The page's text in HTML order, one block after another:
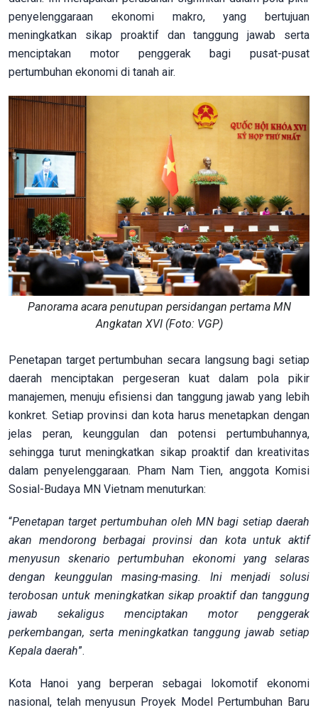
penyelenggaraan ekonomi makro, yang bertujuan
meningkatkan sikap proaktif dan tanggung jawab serta
menciptakan motor penggerak bagi pusat-pusat
pertumbuhan ekonomi di tanah air.
Panorama acara penutupan persidangan pertama MN
Angkatan XVI (Foto: VGP)
Penetapan target pertumbuhan secara langsung bagi setiap
daerah menciptakan pergeseran kuat dalam pola pikir
manajemen, menuju efisiensi dan tanggung jawab yang lebih
konkret. Setiap provinsi dan kota harus menetapkan dengan
jelas peran, keunggulan dan potensi pertumbuhannya,
sehingga turut meningkatkan sikap proaktif dan kreativitas
dalam penyelenggaraan. Pham Nam Tien, anggota Komisi
Sosial-Budaya MN Vietnam menuturkan:
“Penetapan target pertumbuhan oleh MN bagi setiap daerah
akan mendorong berbagai provinsi dan kota untuk aktif
menyusun skenario pertumbuhan ekonomi yang selaras
dengan keunggulan masing-masing. Ini menjadi solusi
terobosan untuk meningkatkan sikap proaktif dan tanggung
jawab sekaligus menciptakan motor penggerak
perkembangan, serta meningkatkan tanggung jawab setiap
Kepala daerah”.
Kota Hanoi yang berperan sebagai lokomotif ekonomi
nasional, telah menyusun Proyek Model Pertumbuhan Baru